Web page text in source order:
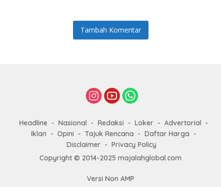
Tambah Komentar
Headline Nasional Redaksi Loker
Advertorial
Iklan
Opini Tajuk Rencana
Daftar Harga
Disclaimer
Privacy Policy
Copyright © 2014-2025 majalahglobal.com
Versi Non AMP